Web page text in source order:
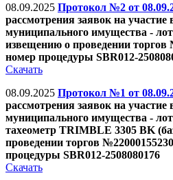
08.09.2025 Протокол №2 от
рассмотрения заявок на участие
муниципального имущества -
извещению о проведении торгов
номер процедуры SBR012-
Скачать
08.09.2025 Протокол №1 от
рассмотрения заявок на участие
муниципального имущества -
тахеометр TRIMBLE 3305 BK
проведении торгов
процедуры SBR012-2508080176
Скачать